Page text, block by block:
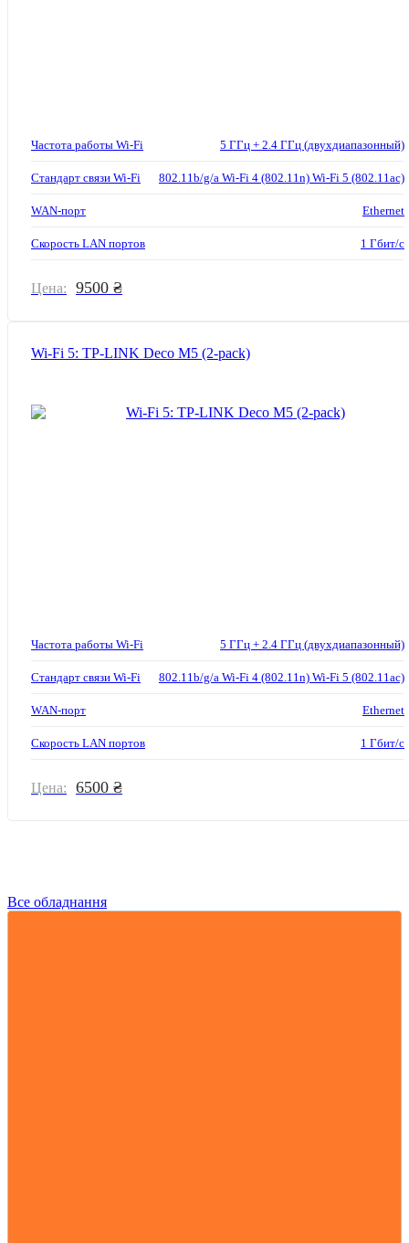
Частота работы Wi-Fi 5 ГГц + 2.4 ГГц (двухдиапазонный)
Стандарт связи Wi-Fi 802.11b/g/a Wi-Fi 4 (802.11n) Wi-Fi 5 (802.11ac)
WAN-порт Ethernet
Скорость LAN портов 1 Гбит/с
Цена: 9500 ₴
Wi-Fi 5: TP-LINK Deco M5 (2-pack)
Частота работы Wi-Fi 5 ГГц + 2.4 ГГц (двухдиапазонный)
Стандарт связи Wi-Fi 802.11b/g/a Wi-Fi 4 (802.11n) Wi-Fi 5 (802.11ac)
WAN-порт Ethernet
Скорость LAN портов 1 Гбит/с
Цена: 6500 ₴
Все обладнання